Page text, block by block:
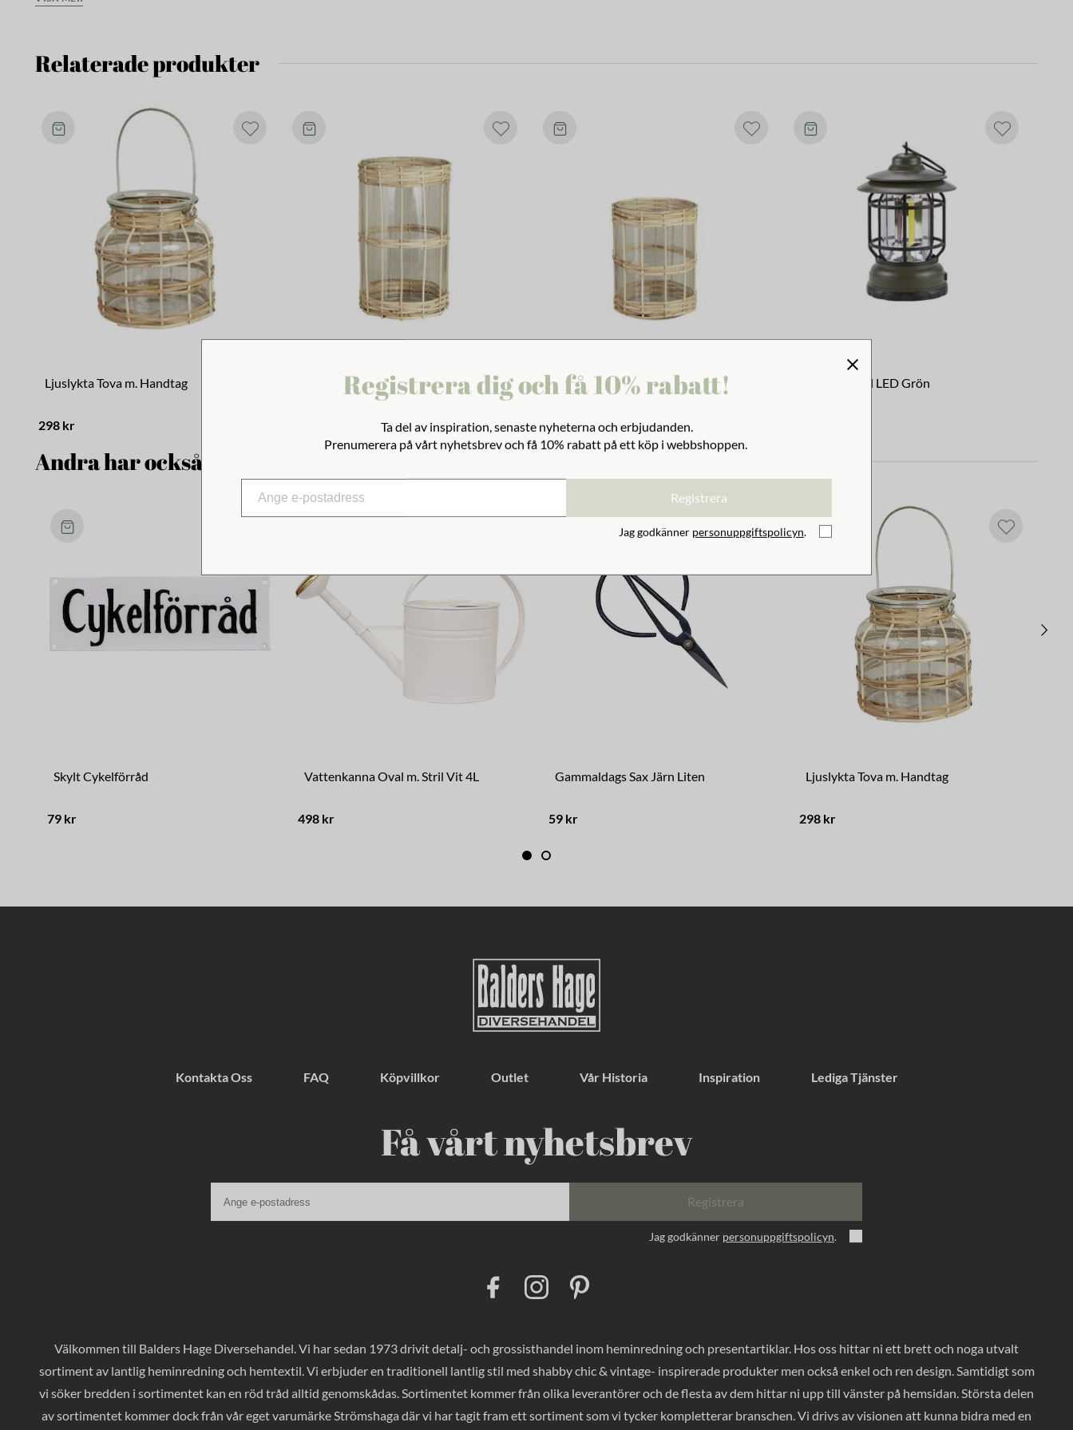
rättvis handel. Företaget hjälper till att lyfta ekonomiskt utsatta grupper ur fattigdom och skapa
nya förutsättningar för ett bättre liv för hantverkarna och deras familjer. Utöver bra löner och
totalt 260 elever i egen regi, har vattenrenings- och sanitetsprogram samt erbjuder
hälsokontroller.
Relaterade produkter
Ljuslykta Tova m. Handtag
298 kr
Ljuslykta Tova Hög Ljuslykta Tova Låg
229 kr
Ljuslykta Axel LED Grön
Andra har också tittat på
Skylt Cykelförråd
79 kr
Vattenkanna Oval m. Stril Vit 4L
498 kr
Gammaldags Sax Järn Liten
59 kr
Ljuslykta Tova m. Handtag
298 kr
Kontakta Oss FAQ Köpvillkor Outlet Vår Historia Inspiration Lediga Tjänster
Få vårt nyhetsbrev
Registrera
Jag godkänner personuppgiftspolicyn.
o
o
k
I
n
g
r
a
r
e
s
Välkommen till Balders Hage Diversehandel. Vi har sedan 1973 drivit detalj- och grossisthandel inom heminredning och presentartiklar. Hos oss hittar ni ett brett och noga utvalt
sortiment av lantlig heminredning och hemtextil. Vi erbjuder en traditionell lantlig stil med shabby chic & vintage- inspirerade produkter men också enkel och ren design. Samtidigt som
vi söker bredden i sortimentet kan en röd tråd alltid genomskådas. Sortimentet kommer från olika leverantörer och de flesta av dem hittar ni upp till vänster på hemsidan. Största delen
av sortimentet kommer dock från vår eget varumärke Strömshaga där vi har tagit fram ett sortiment som vi tycker kompletterar branschen. Vi drivs av visionen att kunna bidra med en
Registrera dig och få 10% rabatt!
Ta del av inspiration, senaste nyheterna och erbjudanden.
Prenumerera på vårt nyhetsbrev och få 10% rabatt på ett köp i webbshoppen.
Registrera
Jag godkänner personuppgiftspolicyn.